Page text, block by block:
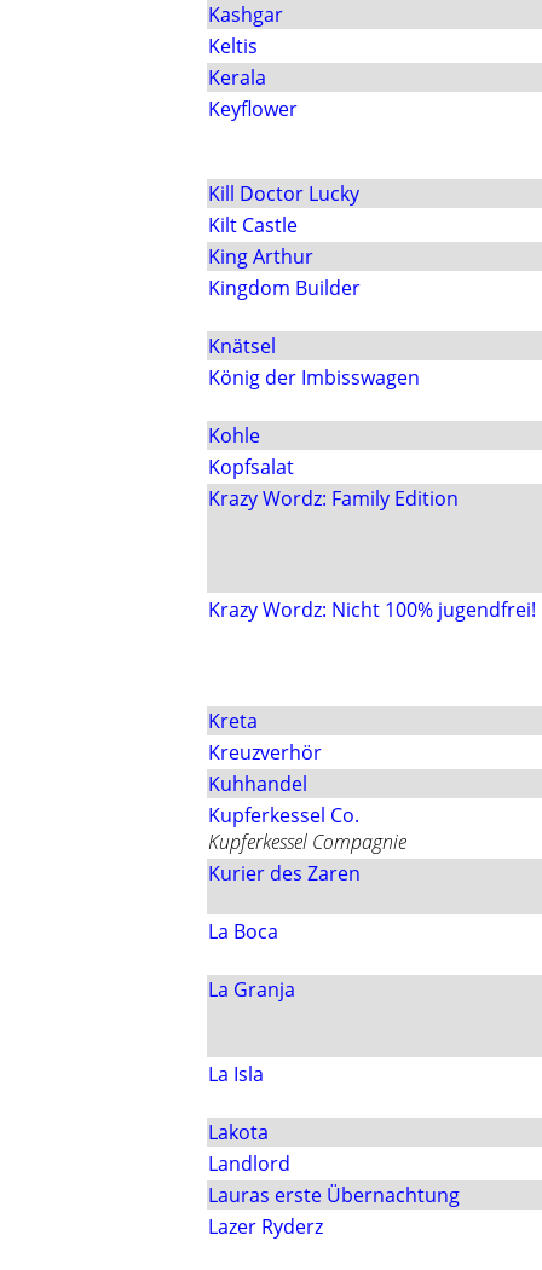
Kashgar
Keltis
Kerala
Keyflower
Kill Doctor Lucky
Kilt Castle
King Arthur
Kingdom Builder
Knätsel
König der Imbisswagen
Kohle
Kopfsalat
Krazy Wordz: Family Edition
Krazy Wordz: Nicht 100% jugendfrei!
Kreta
Kreuzverhör
Kuhhandel
Kupferkessel Co.
Kupferkessel Compagnie
Kurier des Zaren
La Boca
La Granja
La Isla
Lakota
Landlord
Lauras erste Übernachtung
Lazer Ryderz